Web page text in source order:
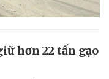
hơn 22 tấn gạo